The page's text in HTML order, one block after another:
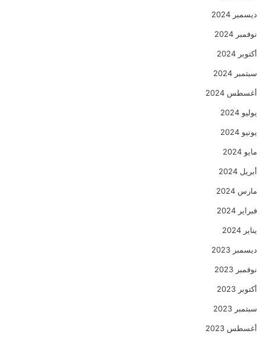
ديسمبر 2024
نوفمبر 2024
أكتوبر 2024
سبتمبر 2024
أغسطس 2024
يوليو 2024
يونيو 2024
مايو 2024
أبريل 2024
مارس 2024
فبراير 2024
يناير 2024
ديسمبر 2023
نوفمبر 2023
أكتوبر 2023
سبتمبر 2023
أغسطس 2023